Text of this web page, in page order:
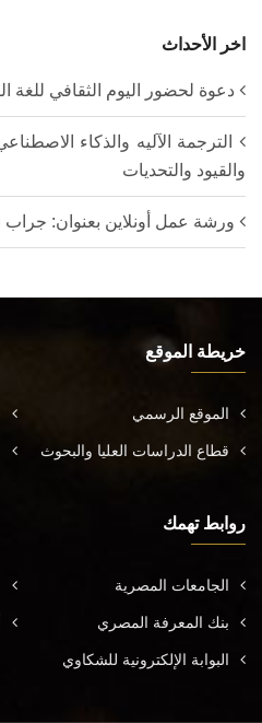
اخر الأحداث
دعوة لحضور اليوم الثقافي للغة
الترجمة الآليه والذكاء
والقيود والتحديات
ورشة عمل أونلاين بعنوان: جراب
خريطة الموقع
الموقع الرسمي
قطاع الدراسات العليا والبحوث
روابط تهمك
الجامعات المصرية
بنك المعرفة المصري
البوابة الإلكترونية للشكاوي